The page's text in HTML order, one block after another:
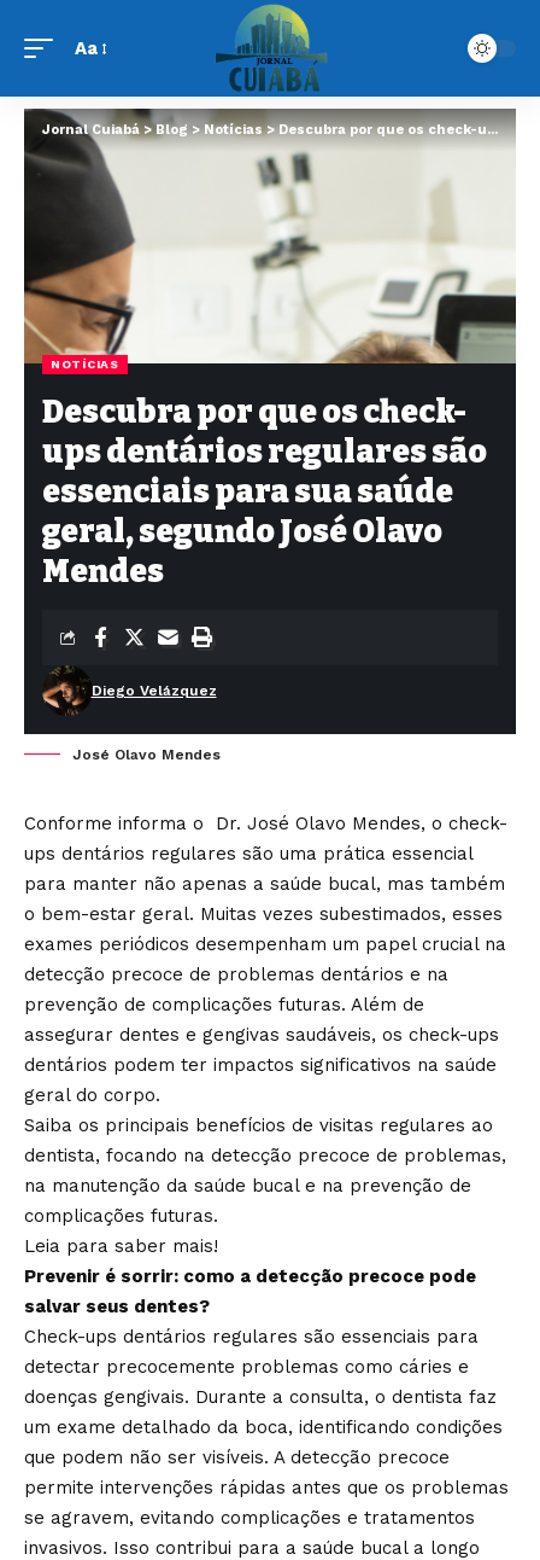
Aa
Jornal Cuiabá>Blog > Notícias>Descubra por que os check-ups dentários regulares são essenciais para sua saúde geral, segundo José Olavo Mendes
NOTÍCIAS
Descubra por que os check-
ups dentários regulares são
essenciais para sua saúde
geral, segundo José Olavo
Mendes
Diego Velázquez
José Olavo Mendes
Conforme informa o Dr. José Olavo Mendes, o check-
ups dentários regulares são uma prática essencial
para manter não apenas a saúde bucal, mas também
o bem-estar geral. Muitas vezes subestimados, esses
exames periódicos desempenham um papel crucial na
detecção precoce de problemas dentários e na
prevenção de complicações futuras. Além de
assegurar dentes e gengivas saudáveis, os check-ups
dentários podem ter impactos significativos na saúde
geral do corpo.
Saiba os principais benefícios de visitas regulares ao
dentista, focando na detecção precoce de problemas,
na manutenção da saúde bucal e na prevenção de
complicações futuras.
Leia para saber mais!
Prevenir é sorrir: como a detecção precoce pode
salvar seus dentes?
Check-ups dentários regulares são essenciais para
detectar precocemente problemas como cáries e
doenças gengivais. Durante a consulta, o dentista faz
um exame detalhado da boca, identificando condições
que podem não ser visíveis. A detecção precoce
permite intervenções rápidas antes que os problemas
se agravem, evitando complicações e tratamentos
invasivos. Isso contribui para a saúde bucal a longo